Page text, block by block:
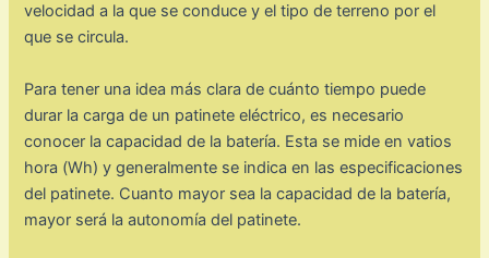
velocidad a la que se conduce y el tipo de terreno por el
que se circula.
Para tener una idea más clara de cuánto tiempo puede
durar la carga de un patinete eléctrico, es necesario
conocer la capacidad de la batería. Esta se mide en vatios
hora (Wh) y generalmente se indica en las especificaciones
del patinete. Cuanto mayor sea la capacidad de la batería,
mayor será la autonomía del patinete.